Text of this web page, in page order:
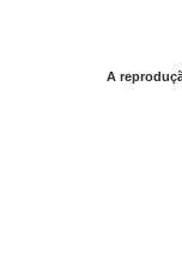
A